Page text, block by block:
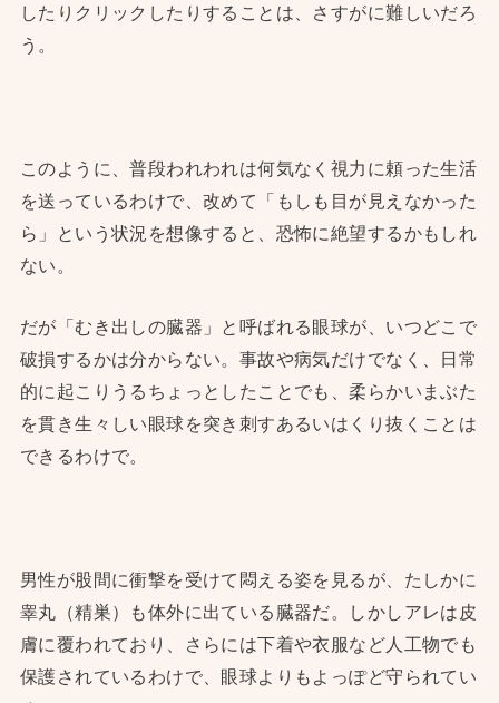
したりクリックしたりすることは、さすがに難しいだろ
う。
このように、普段われわれは何気なく視力に頼った生活
を送っているわけで、改めて「もしも目が見えなかった
ら」という状況を想像すると、恐怖に絶望するかもしれ
ない。
だが「むき出しの臓器」と呼ばれる眼球が、いつどこで
破損するかは分からない。事故や病気だけでなく、日常
的に起こりうるちょっとしたことでも、柔らかいまぶた
を貫き生々しい眼球を突き刺すあるいはくり抜くことは
できるわけで。
男性が股間に衝撃を受けて悶える姿を見るが、たしかに
睾丸（精巣）も体外に出ている臓器だ。しかしアレは皮
膚に覆われており、さらには下着や衣服など人工物でも
保護されているわけで、眼球よりもよっぽど守られてい